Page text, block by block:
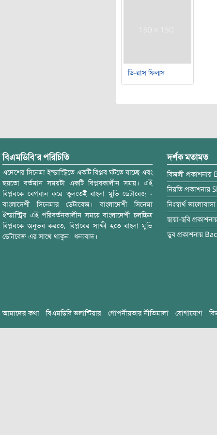
ডি-রাস ফিল্মস
বিএমডিবি’র পরিচিতি
এদেশের সিনেমা ইন্ডাস্ট্রিতে একটি বিপ্লব ঘটতে যাচ্ছে এবং
হয়তো বর্তমান সময়টা একটি বিপ্লবকালীন সময়। এই
বিপ্লবকে বেগবান করে তুলতেই বাংলা মুভি ডেটাবেজ -
বাংলাদেশী সিনেমার ডেটাবেজ। বাংলাদেশী সিনেমা
ইন্ডাস্ট্রির এই পরিবর্তনকালীন সময়ে বাংলাদেশী চলচ্চিত্র
বিপ্লবকে অনুভব করতে, বিপ্লবের সাক্ষী হতে বাংলা মুভি
ডেটাবেজ এর সাথে থাকুন। ধন্যবাদ।
দর্শক মতামত
বিজলী প্রকাশনায়
নিয়তি প্রকাশনায়
নিঃস্বার্থ ভালোবাসা
ছায়া-ছবি
ডুব প্রকাশনায়
আমাদের কথা বিএমডিবি ভলান্টিয়ার গোপনীয়তার নীতিমালা যোগাযোগ